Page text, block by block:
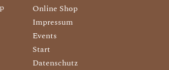
Online Shop
Impressum
Events
Start
Datenschutz